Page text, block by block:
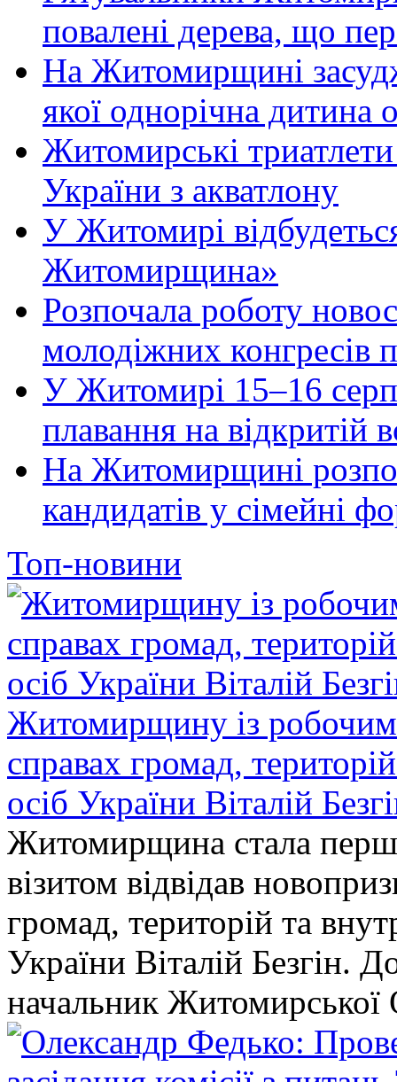
повалені дерева, що
На Житомирщині
якої однорічна
Житомирські триатлети
України з акватлону
У Житомирі
Житомирщина»
Розпочала роботу
молодіжних конгресів
У Житомирі 15–16
плавання на відкритій
На Житомирщині
кандидатів у сімейні
Топ-новини
Житомирщину із робочим
справах громад,
осіб України Віталій
Житомирщина стала
візитом відвідав
громад, територій та
України Віталій Безгін.
начальник